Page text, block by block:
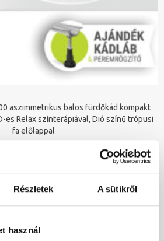
Részletek A sütikről
használ
aszimmetrikus balos fürdőkád kompakt
es Relax színterápiával, Dió színű trópusi
fa előlappal
500 Ft.
price
000 Ft.